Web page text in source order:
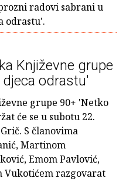
radovi sabrani u
odrastu'.
Književne grupe
odrastu'
grupe 90+ 'Netko
će se u subotu 22.
S članovima
Martinom
Emom Pavlović,
Vukotićem razgovarat